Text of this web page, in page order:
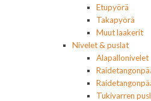
Etupyörä
Takapyörä
Muut laakerit
Nivelet & puslat
Alapallonivelet
Tukivarren